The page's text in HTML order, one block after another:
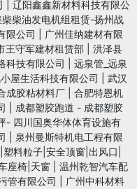
辽阳鑫鑫新材料科技有限公
柴油发电机组租赁-扬州战
限公司
广州佳纳建材有限
王守军建材租赁部
洪泽县
科技有限公司
远泉管_远泉
屋生活科技有限公司
武汉
成胶粘材料厂
合肥特恩机
成都塑胶跑道 - 成都塑胶
四川国奥华体体育设施有
泉州曼斯特机电工程有限
料粒子|安全顶窗|出风口|
座椅|天窗
温州乾智汽车配
管有限公司
广州中科材料